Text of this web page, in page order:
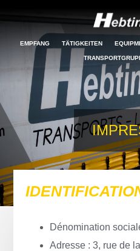
EMPFANG TÄTIGKEITEN
Dénomination
Adresse : 3, rue de